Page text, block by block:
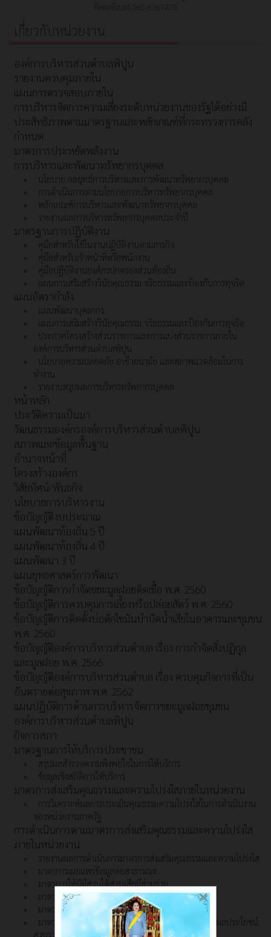
ติดต่อที่เบอร์ 065-6367475
เกี่ยวกับหน่วยงาน
องค์การบริหารส่วนตำบลพิปูน
รายงานควบคุมภายใน
แผนการตรวจสอบภายใน
การบริหารจัดการความเสี่ยงระดับหน่วยงานของรัฐได้อย่างมี
ประสิทธิภาพตามมาตรฐานและหลักเกณฑ์ที่กระทรวงการคลัง
กำหนด
มาตรการประหยัดพลังงาน
การบริหารและพัฒนาทรัพยากรบุคคล
นโยบาย กลยุทธ์การบริหารและการพัฒนาทรัพยากรบุคคล
การดำเนินการตามนโยบายการบริหารทรัพยากรบุคคล
หลักเกณฑ์การบริหารและพัฒนาทรัพยากรบุคคล
รายงานผลการบริหารทรัพยากรบุคคลประจำปี
มาตรฐานการปฏิบัติงาน
คู่มือสำหรับใช้ในงานปฏิบัติงานตามภารกิจ
คู่มือสำหรับเจ้าหน้าที่หรือพนักงาน
คู่มือปฏิบัติงานองค์กรปกครองส่วนท้องถิ่น
แผนการเสริมสร้างวินัยคุณธรรม จริยธรรมและป้องกันการทุจริต
แผนอัตรากำลัง
แผนพัฒนาบุคลากร
แผนการเสริมสร้างวินัยคุณธรรม จริยธรรมและป้องกันการทุจริต
ประกาศโครงสร้างส่วนราชการและการแบ่งส่วนราชการภายใน
องค์การบริหารส่วนตำบลพิปูน
นโยบายความปลอดภัย อาชีวอนามัย และสภาพแวดล้อมในการ
ทำงาน
รายงานสรุปผลการบริหารทรัพยากรบุคคล
หน้าหลัก
ประวัติความเป็นมา
วัฒนธรรมองค์กรองค์การบริหารส่วนตำบลพิปูน
สภาพและข้อมูลพื้นฐาน
อำนาจหน้าที่
โครงสร้างองค์กร
วิสัยทัศน์/พันธกิจ
นโยบายการบริหารงาน
ข้อบัญญัติงบประมาณ
แผนพัฒนาท้องถิ่น 5 ปี
แผนพัฒนาท้องถิ่น 4 ปี
แผนพัฒนา 3 ปี
แผนยุทธศาสตร์การพัฒนา
ข้อบัญญัติการกำจัดขยะมูลฝอยติดเชื้อ พ.ศ. 2560
ข้อบัญญัติการควบคุมการเลี้ยงหรือปล่อยสัตว์ พ.ศ. 2560
ข้อบัญญัติการติดตั้งบ่อดักไขมันบำบัดน้ำเสียในอาคารและชุมชน
พ.ศ. 2560
ข้อบัญญัติองค์การบริหารส่วนตำบล เรื่อง การกำจัดสิ่งปฏิกูล
และมูลฝอย พ.ศ. 2566
ข้อบัญญัติองค์การบริหารส่วนตำบล เรื่อง ควบคุมกิจการที่เป็น
อันตรายต่อสุขภาพ พ.ศ. 2562
แผนปฏิบัติการด้านการบริหารจัดการขยะมูลฝอยชุมชน
องค์การบริหารส่วนตำบลพิปูน
กิจการสภา
มาตรฐานการให้บริการประชาชน
สรุปผลสำรวจความพึงพอใจในการให้บริการ
ข้อมูลเชิงสถิติการให้บริการ
มาตรการส่งเสริมคุณธรรมและความโปร่งใสภายในหน่วยงาน
การวิเคราะห์ผลการประเมินคุณธรรมความโปร่งใสในการดำเนินงาน
ของหน่วยงานภาครัฐ
การดำเนินการตามมาตรการส่งเสริมคุณธรรมและความโปร่งใส
ภายในหน่วยงาน
รายงานผลการดำเนินการมาตรการส่งเสริมคุณธรรมและความโปร่งใส
มาตรการเผยแพร่ข้อมูลต่อสาธารณะ
มาตรการให้ผู้มีส่วนได้ส่วนเสียมีส่วนร่วม
มาตรการส่งเสริมความโปร่งใสในการจัดซื้อจัดจ้าง
มาตรการป้องกันการทุจริตคอรัปชั่นและการรับสินบน
มาตรการป้องกันขัดกันระหว่างผลประโยชน์ส่วนตนกับผลประโยชน์
ส่วนรวม
×